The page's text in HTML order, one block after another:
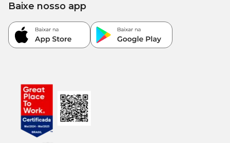
Baixe nosso app